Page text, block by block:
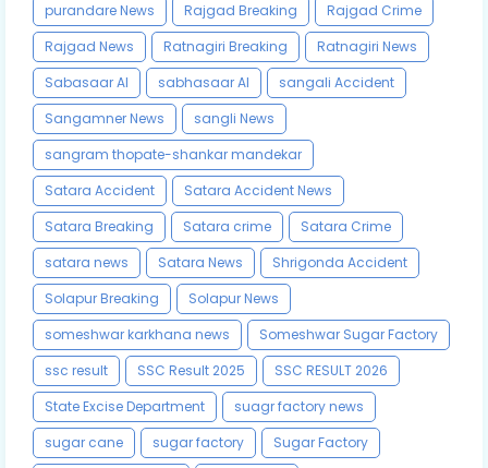
purandare News
Rajgad Breaking
Rajgad Crime
Rajgad News
Ratnagiri Breaking
Ratnagiri News
Sabasaar AI
sabhasaar AI
sangali Accident
Sangamner News
sangli News
sangram thopate-shankar mandekar
Satara Accident
Satara Accident News
Satara Breaking
Satara crime
Satara Crime
satara news
Satara News
Shrigonda Accident
Solapur Breaking
Solapur News
someshwar karkhana news
Someshwar Sugar Factory
ssc result
SSC Result 2025
SSC RESULT 2026
State Excise Department
suagr factory news
sugar cane
sugar factory
Sugar Factory